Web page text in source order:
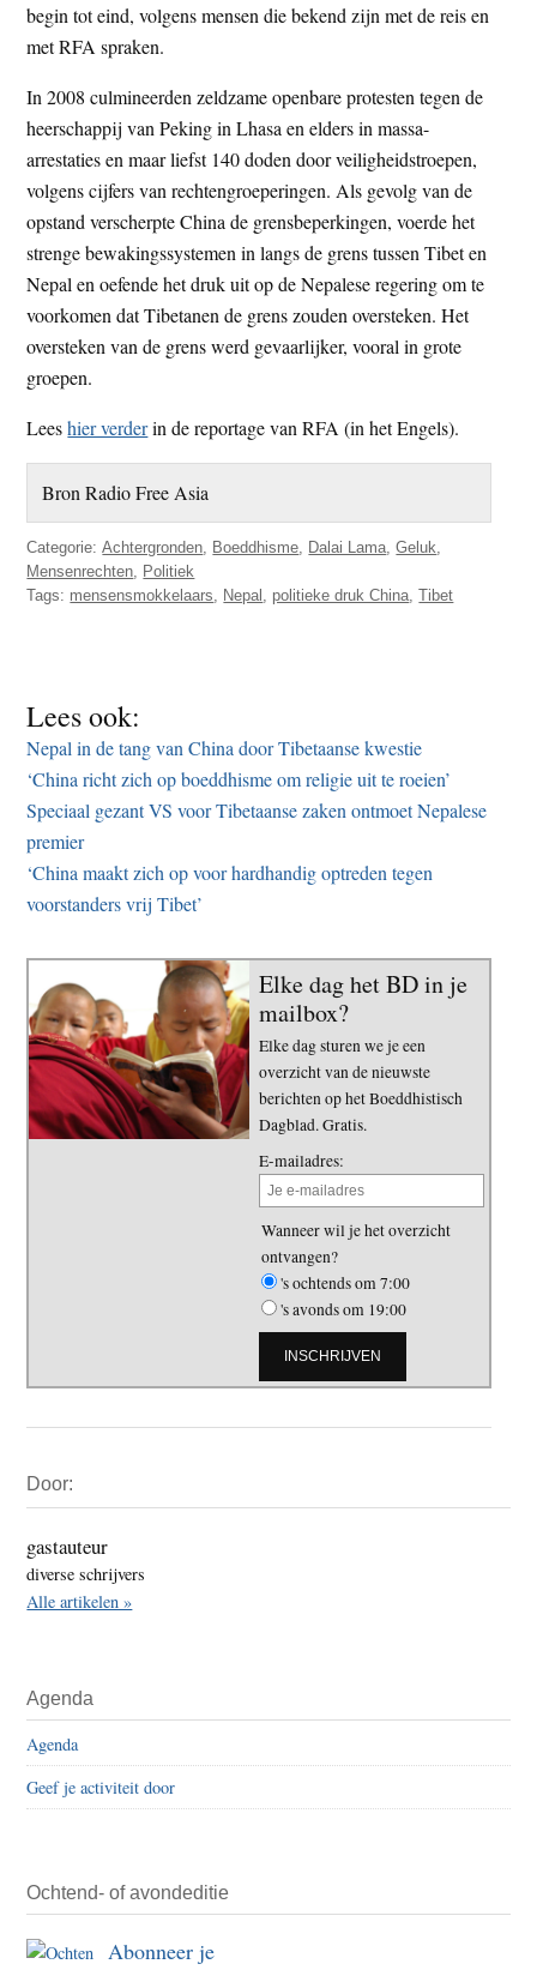
begin tot eind, volgens mensen die bekend zijn met de reis en
met RFA spraken.
In 2008 culmineerden zeldzame openbare protesten tegen de
heerschappij van Peking in Lhasa en elders in massa-
arrestaties en maar liefst 140 doden door veiligheidstroepen,
volgens cijfers van rechtengroeperingen. Als gevolg van de
opstand verscherpte China de grensbeperkingen, voerde het
strenge bewakingssystemen in langs de grens tussen Tibet en
Nepal en oefende het druk uit op de Nepalese regering om te
voorkomen dat Tibetanen de grens zouden oversteken. Het
oversteken van de grens werd gevaarlijker, vooral in grote
groepen.
Leeshier verderin de reportage van RFA (in het Engels).
Bron Radio Free Asia
Categorie:Achtergronden, Boeddhisme, Dalai Lama,Geluk,
Mensenrechten, Politiek
Tags: mensensmokkelaars, Nepal , politieke druk China,Tibet
Lees ook:
Nepal in de tang van China door Tibetaanse kwestie
‘China richt zich op boeddhisme om religie uit te roeien’
Speciaal gezant VS voor Tibetaanse zaken ontmoet Nepalese
premier
‘China maakt zich op voor hardhandig optreden tegen
voorstanders vrij Tibet’
Elke dag het BD in je
mailbox?
Elke dag sturen we je een
overzicht van de nieuwste
berichten op het Boeddhistisch
Dagblad. Gratis.
E-mailadres:
Wanneer wil je het overzicht
ontvangen?
's ochtends om 7:00
's avonds om 19:00
Sidebar
Door:
gastauteur
diverse schrijvers
Alle artikelen »
Agenda
Agenda
Geef je activiteit door
Ochtend- of avondeditie
Abonneer je